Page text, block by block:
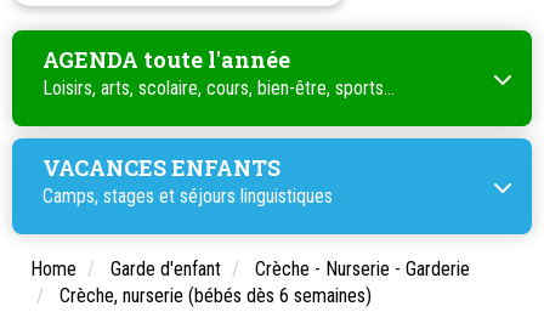
AGENDA toute l'année
Loisirs, arts, scolaire, cours, bien-être, sports...
VACANCES ENFANTS
Camps, stages et séjours linguistiques
Home Garde d'enfant
Crèche - Nurserie - Garderie
Crèche, nurserie (bébés dès 6 semaines)